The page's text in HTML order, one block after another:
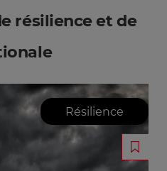
résilience et de
Résilience